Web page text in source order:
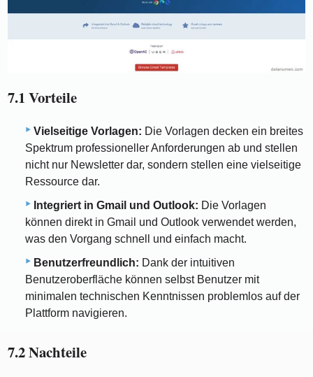
7.1 Vorteile
Vielseitige Vorlagen: Die Vorlagen decken ein breites
Spektrum professioneller Anforderungen ab und stellen
nicht nur Newsletter dar, sondern stellen eine vielseitige
Ressource dar.
Integriert in Gmail und Outlook: Die Vorlagen
können direkt in Gmail und Outlook verwendet werden,
was den Vorgang schnell und einfach macht.
Benutzerfreundlich: Dank der intuitiven
Benutzeroberfläche können selbst Benutzer mit
minimalen technischen Kenntnissen problemlos auf der
Plattform navigieren.
7.2 Nachteile